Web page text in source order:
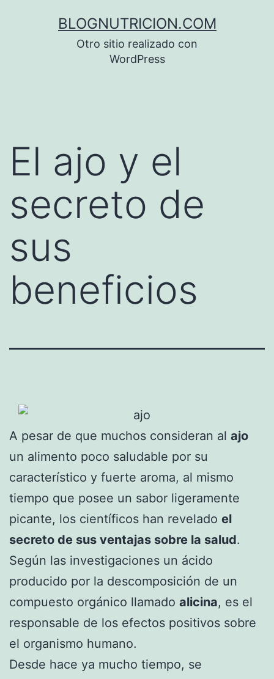
BLOGNUTRICION.COM
Otro sitio realizado con
WordPress
El ajo y el
secreto de
sus
beneficios
A pesar de que muchos consideran al ajo
un alimento poco saludable por su
característico y fuerte aroma, al mismo
tiempo que posee un sabor ligeramente
picante, los científicos han revelado el
secreto de sus ventajas sobre la salud.
Según las investigaciones un ácido
producido por la descomposición de un
compuesto orgánico llamado alicina, es el
responsable de los efectos positivos sobre
el organismo humano.
Desde hace ya mucho tiempo, se